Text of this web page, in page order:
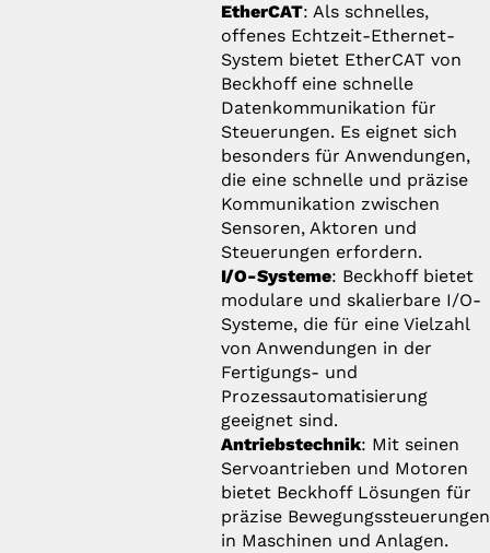
EtherCAT: Als schnelles,
offenes Echtzeit-Ethernet-
System bietet EtherCAT von
Beckhoff eine schnelle
Datenkommunikation für
Steuerungen. Es eignet sich
besonders für Anwendungen,
die eine schnelle und präzise
Kommunikation zwischen
Sensoren, Aktoren und
Steuerungen erfordern.
I/O-Systeme: Beckhoff bietet
modulare und skalierbare I/O-
Systeme, die für eine Vielzahl
von Anwendungen in der
Fertigungs- und
Prozessautomatisierung
geeignet sind.
Antriebstechnik: Mit seinen
Servoantrieben und Motoren
bietet Beckhoff Lösungen für
präzise Bewegungssteuerungen
in Maschinen und Anlagen.